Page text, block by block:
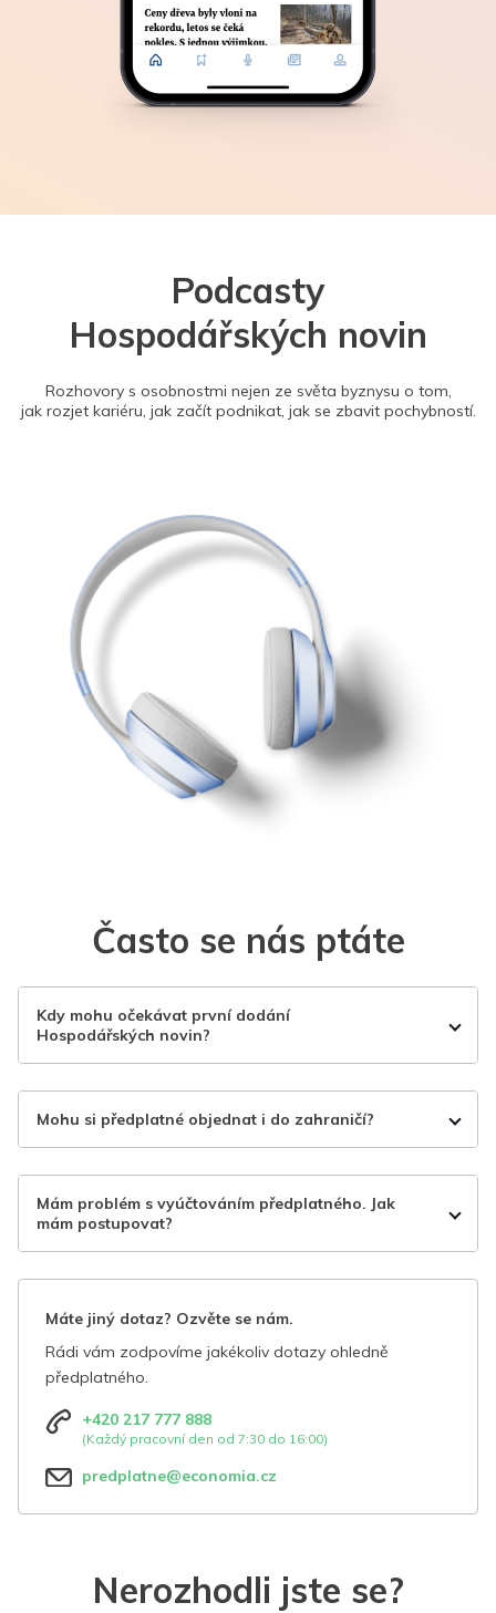
Podcasty
Hospodářských novin
Rozhovory s osobnostmi nejen ze světa byznysu o tom,
jak rozjet kariéru, jak začít podnikat, jak se zbavit pochybností.
Často se nás ptáte
Kdy mohu očekávat první dodání
Hospodářských novin?
Mohu si předplatné objednat i do zahraničí?
Mám problém s vyúčtováním předplatného. Jak
mám postupovat?
Máte jiný dotaz? Ozvěte se nám.
Rádi vám zodpovíme jakékoliv dotazy ohledně
předplatného.
+420 217 777 888
(Každý pracovní den od 7:30 do 16:00)
predplatne@economia.cz
Nerozhodli jste se?